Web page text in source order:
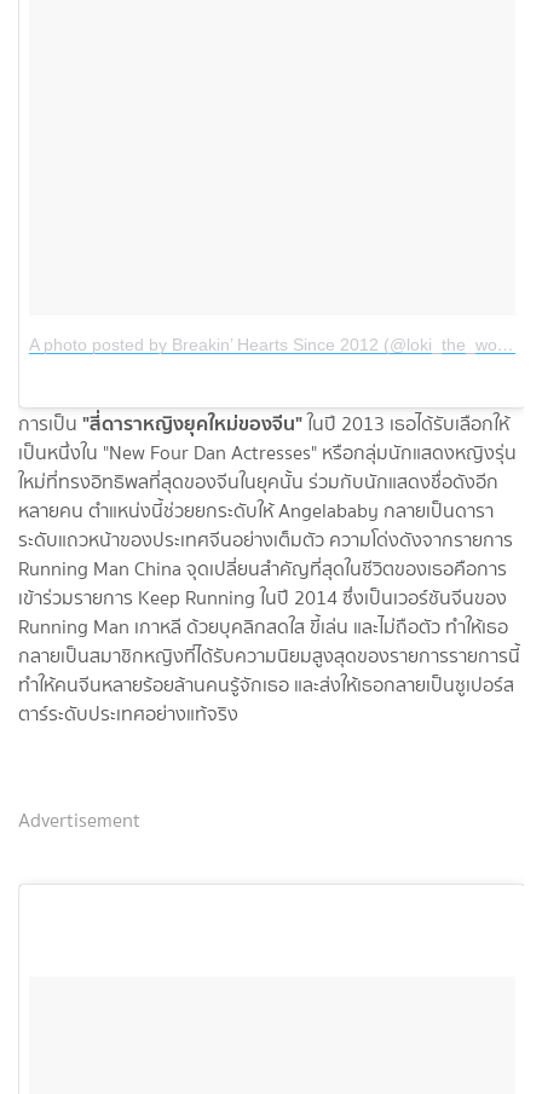
A photo posted by Breakin’ Hearts Since 2012 (@loki_the_wolfdog)
การเป็น "สี่ดาราหญิงยุคใหม่ของจีน"ในปี 2013 เธอได้รับเลือกให้
เป็นหนึ่งใน "New Four Dan Actresses" หรือกลุ่มนักแสดงหญิงรุ่น
ใหม่ที่ทรงอิทธิพลที่สุดของจีนในยุคนั้น ร่วมกับนักแสดงชื่อดังอีก
หลายคน ตำแหน่งนี้ช่วยยกระดับให้ Angelababy กลายเป็นดารา
ระดับแถวหน้าของประเทศจีนอย่างเต็มตัว ความโด่งดังจากรายการ
Running Man China จุดเปลี่ยนสำคัญที่สุดในชีวิตของเธอคือการ
เข้าร่วมรายการ Keep Running ในปี 2014 ซึ่งเป็นเวอร์ชันจีนของ
Running Man เกาหลี ด้วยบุคลิกสดใส ขี้เล่น และไม่ถือตัว ทำให้เธอ
กลายเป็นสมาชิกหญิงที่ได้รับความนิยมสูงสุดของรายการรายการนี้
ทำให้คนจีนหลายร้อยล้านคนรู้จักเธอ และส่งให้เธอกลายเป็นซูเปอร์ส
ตาร์ระดับประเทศอย่างแท้จริง
Advertisement